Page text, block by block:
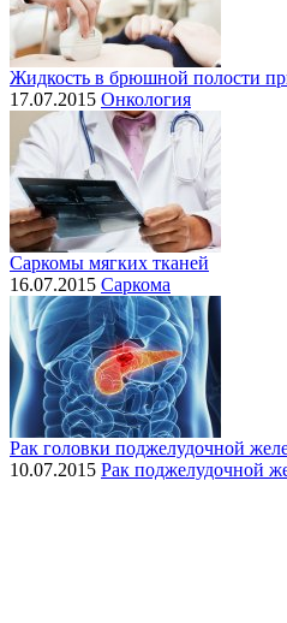
Жидкость в брюшной полости
17.07.2015 Онкология
Саркомы мягких тканей
16.07.2015 Саркома
Рак головки поджелудочной
10.07.2015 Рак поджелудочной